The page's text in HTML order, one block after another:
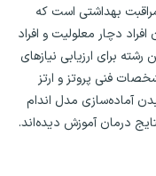
بهداشتی است که
دچار معلولیت و افراد
برای ارزیابی نیازهای
فنی پروتز و ارتز
آماده‌سازی مدل اندام
درمان آموزش دیده‌اند.